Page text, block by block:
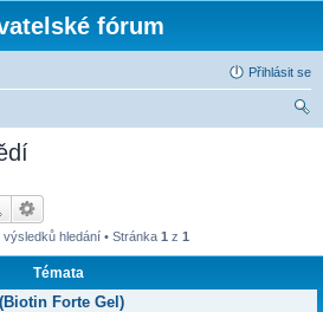
fórum
Přihlásit se
výsledků hledání • Stránka 1 z 1
Témata
Forte Gel)